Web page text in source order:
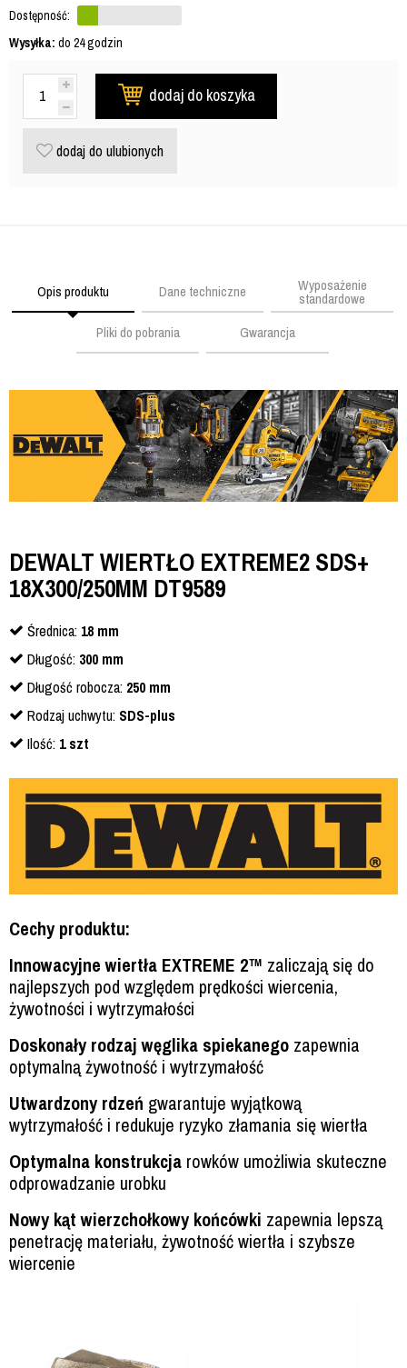
Dostępność:
Wysyłka: do 24 godzin
dodaj do koszyka
dodaj do ulubionych
Opis produktu Dane techniczne Wyposażenie
standardowe
Pliki do pobrania
Gwarancja
DEWALT WIERTŁO EXTREME2 SDS+
18X300/250MM DT9589
Średnica: 18 mm
Długość: 300 mm
Długość robocza: 250 mm
Rodzaj uchwytu: SDS-plus
Ilość: 1 szt
Cechy produktu:
Innowacyjne wiertła EXTREME 2™ zaliczają się do
najlepszych pod względem prędkości wiercenia,
żywotności i wytrzymałości
Doskonały rodzaj węglika spiekanego zapewnia
optymalną żywotność i wytrzymałość
Utwardzony rdzeń gwarantuje wyjątkową
wytrzymałość i redukuje ryzyko złamania się wiertła
Optymalna konstrukcja rowków umożliwia skuteczne
odprowadzanie urobku
Nowy kąt wierzchołkowy końcówki zapewnia lepszą
penetrację materiału, żywotność wiertła i szybsze
wiercenie